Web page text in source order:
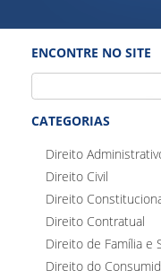
ENCONTRE NO SITE
CATEGORIAS
Direito
Direito Civil
Direito
Direito Contratual
Direito de Família e
Direito do